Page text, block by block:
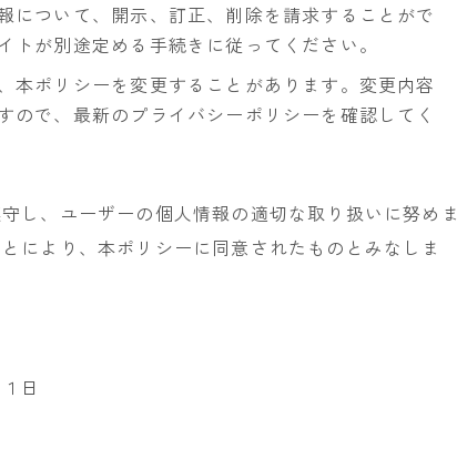
について、開示、訂正、削除を請求することがで
トが別途定める手続きに従ってください。
本ポリシーを変更することがあります。変更内容
ので、最新のプライバシーポリシーを確認してく
し、ユーザーの個人情報の適切な取り扱いに努めま
により、本ポリシーに同意されたものとみなしま
日